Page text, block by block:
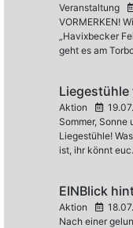
Veranstaltung
VORMERKEN!
„Havixbecker
geht es am
Aktion
Sommer, Sonne
Liegestühle!
ist, ihr könnt
EINBlick
Aktion
Nach einer